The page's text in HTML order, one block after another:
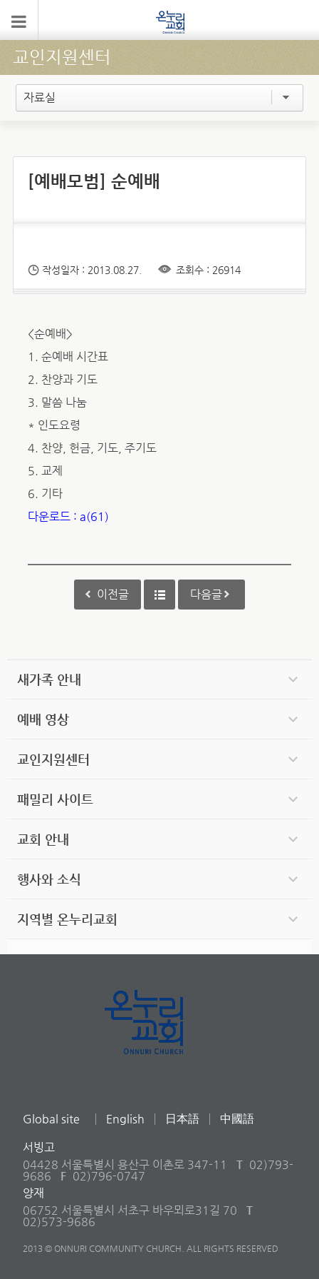
교인지원센터
자료실
[예배모범] 순예배
작성일자 : 2013.08.27. 조회수 : 26914
<순예배>
1. 순예배 시간표
2. 찬양과 기도
3. 말씀 나눔
* 인도요령
4. 찬양, 헌금, 기도, 주기도
5. 교제
6. 기타
다운로드 : a(61)
이전글 다음글
새가족 안내
예배 영상
교인지원센터
패밀리 사이트
교회 안내
행사와 소식
지역별 온누리교회
Global site English 日本語 中國語
서빙고
04428 서울특별시 용산구 이촌로 347-11
T 02)793-
9686
F 02)796-0747
양재
06752 서울특별시 서초구 바우뫼로31길 70
T
02)573-9686
2013 © ONNURI COMMUNITY CHURCH. ALL RIGHTS RESERVED